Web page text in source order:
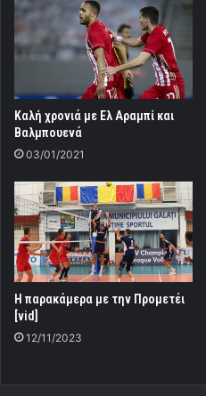
Καλή χρονιά με Ελ Αραμπί και
Βαλμπουενά
03/01/2021
Η παρακάμερα με την Προμετέι
[vid]
12/11/2023